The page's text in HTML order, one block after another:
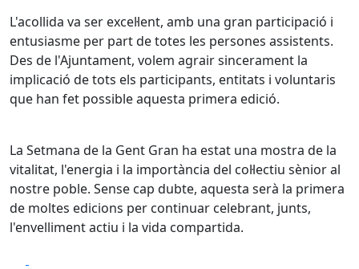
L'acollida va ser excel·lent, amb una gran participació i
entusiasme per part de totes les persones assistents.
Des de l'Ajuntament, volem agrair sincerament la
implicació de tots els participants, entitats i voluntaris
que han fet possible aquesta primera edició.
La Setmana de la Gent Gran ha estat una mostra de la
vitalitat, l'energia i la importància del col·lectiu sènior al
nostre poble. Sense cap dubte, aquesta serà la primera
de moltes edicions per continuar celebrant, junts,
l'envelliment actiu i la vida compartida.